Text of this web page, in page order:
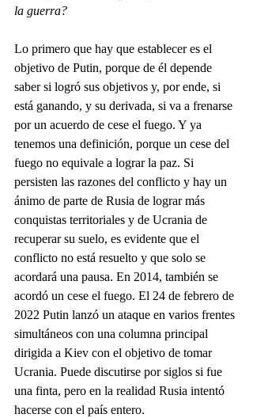
la guerra?
Lo primero que hay que establecer es el
objetivo de Putin, porque de él depende
saber si logró sus objetivos y, por ende, si
está ganando, y su derivada, si va a frenarse
por un acuerdo de cese el fuego. Y ya
tenemos una definición, porque un cese del
fuego no equivale a lograr la paz. Si
persisten las razones del conflicto y hay un
ánimo de parte de Rusia de lograr más
conquistas territoriales y de Ucrania de
recuperar su suelo, es evidente que el
conflicto no está resuelto y que solo se
acordará una pausa. En 2014, también se
acordó un cese el fuego. El 24 de febrero de
2022 Putin lanzó un ataque en varios frentes
simultáneos con una columna principal
dirigida a Kiev con el objetivo de tomar
Ucrania. Puede discutirse por siglos si fue
una finta, pero en la realidad Rusia intentó
hacerse con el país entero.